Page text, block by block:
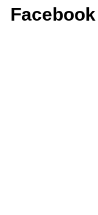
Facebook